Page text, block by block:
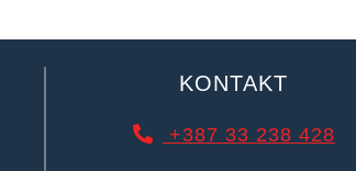
KONTAKT
+387 33 238 428